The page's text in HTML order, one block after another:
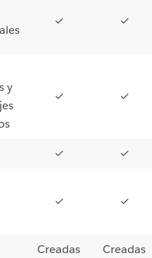
✓ ✓
y
✓ ✓
✓
✓
✓ ✓
Creadas
Creadas